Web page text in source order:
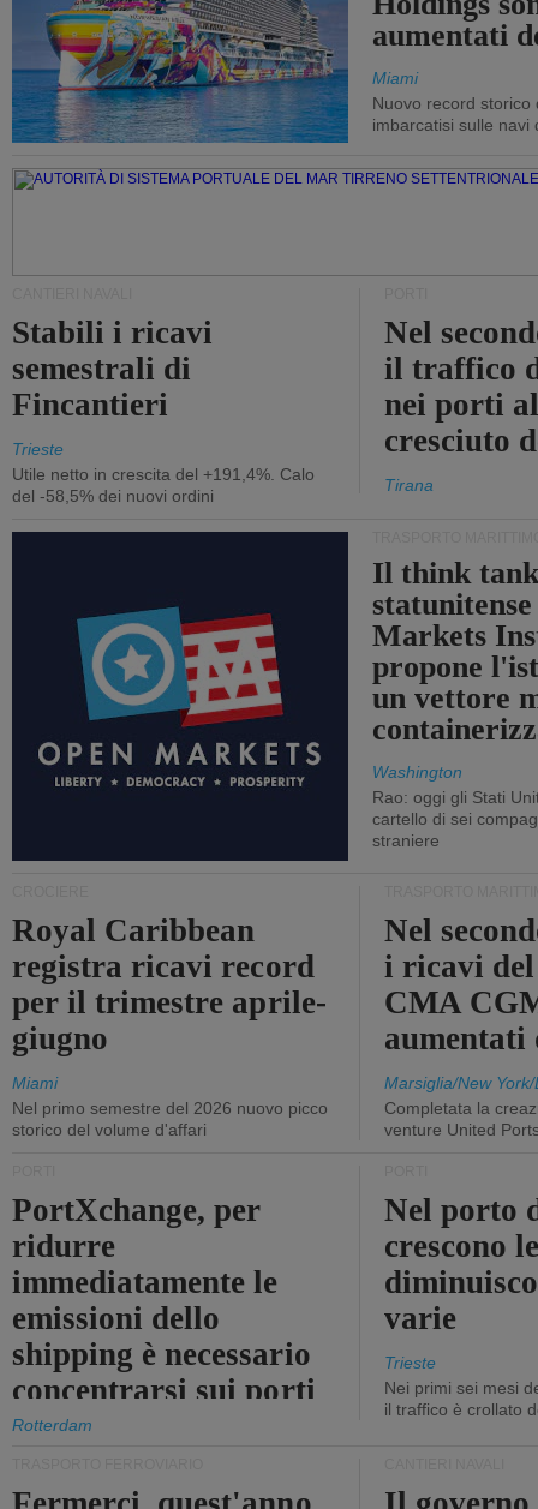
aumentati
Miami
Nuovo record storico
imbarcatisi sulle navi
Stabili i ricavi
semestrali di
Fincantieri
Trieste
Utile netto in crescita del +191,4%. Calo
del -58,5% dei nuovi ordini
Nel
il traffico
nei porti
cresciuto
Tirana
Il think
Markets
propone
un vettore
Washington
Rao: oggi gli Stati
cartello di sei
straniere
Royal Caribbean
registra ricavi record
per il trimestre aprile-
giugno
Miami
Nel primo semestre del 2026 nuovo picco
storico del volume d'affari
Nel
i ricavi
CMA
aumentati
Marsiglia/New
Completata la
venture United
PortXchange, per
ridurre
immediatamente le
emissioni dello
shipping è necessario
concentrarsi sui porti
Rotterdam
Nel porto
crescono
varie
Trieste
Nei primi sei mesi
il traffico è crollato